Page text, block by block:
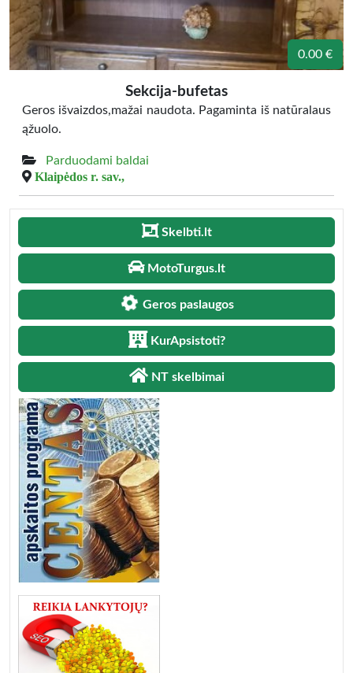
0.00 €
Sekcija-bufetas
Geros išvaizdos,mažai naudota. Pagaminta iš natūralaus
ąžuolo.
Parduodami baldai
Klaipėdos r. sav.,
Skelbti.lt
MotoTurgus.lt
Geros paslaugos
KurApsistoti?
NT skelbimai